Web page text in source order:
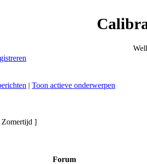
| Toon actieve onderwerpen
]
Forum